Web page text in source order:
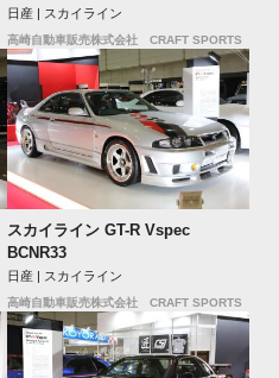
日産 | スカイライン
高崎自動車販売株式会社 CRAFT SPORTS
スカイライン GT-R Vspec
BCNR33
日産 | スカイライン
高崎自動車販売株式会社 CRAFT SPORTS